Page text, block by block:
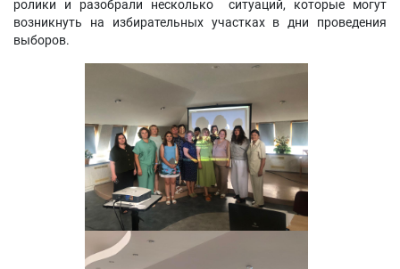
ролики и разобрали несколько ситуаций, которые могут
возникнуть на избирательных участках в дни проведения
выборов.